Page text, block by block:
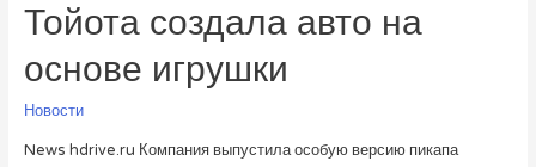
Тойота создала авто на
основе игрушки
Новости
News hdrive.ru Компания выпустила особую версию пикапа